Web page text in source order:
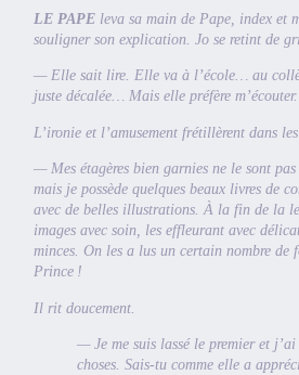
LE PAPEleva sa main de Pape, index et
souligner son explication. Jo se retint de
— Elle sait lire. Elle va à l’école… au
juste décalée… Mais elle préfère m’écouter.
L’ironie et l’amusement frétillèrent dans
— Mes étagères bien garnies ne le sont
mais je possède quelques beaux livres de
avec de belles illustrations. À la fin de la
images avec soin, les effleurant avec
minces. On les a lus un certain nombre de
Prince !
Il rit doucement.
— Je me suis lassé le premier et j’ai
choses. Sais-tu comme elle a